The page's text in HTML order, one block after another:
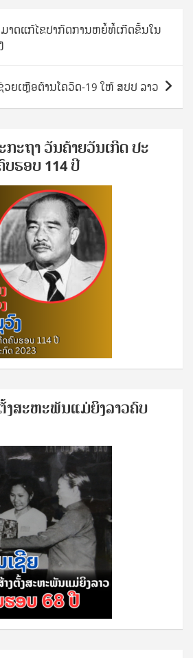
ມາດແກ້ໄຂປາກົດການຫຍໍ້ທໍ້ເກີດຂຶ້ນໃນ
ວຍເຫຼືອຕ້ານໂຄວິດ-19 ໃຫ້ ສປປ ລາວ
ກະ​ຖ​າ ວັນ​ຄ້າຍ​ວັນ​ເກີດ ປ​ະ​
ຮອບ 114 ປີ
ງ​ສະ​ຫະ​ພັນ​ແມ່​ຍິງ​​ລາວຄົບ​